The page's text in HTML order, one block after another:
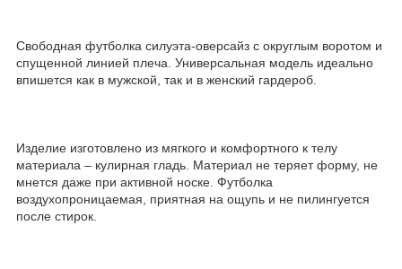
Свободная футболка силуэта-оверсайз с округлым воротом и
спущенной линией плеча. Универсальная модель идеально
впишется как в мужской, так и в женский гардероб.
Изделие изготовлено из мягкого и комфортного к телу
материала – кулирная гладь. Материал не теряет форму, не
мнется даже при активной носке. Футболка
воздухопроницаемая, приятная на ощупь и не пилингуется
после стирок.